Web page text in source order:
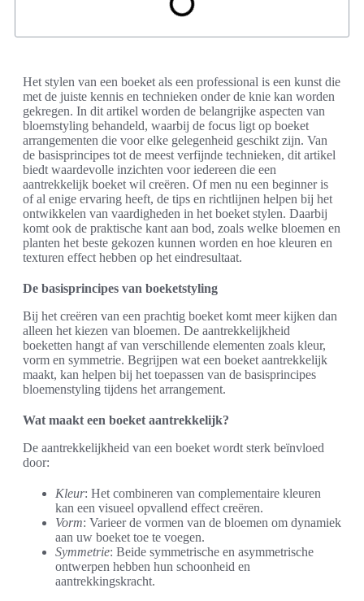
Het stylen van een boeket als een professional is een kunst die
met de juiste kennis en technieken onder de knie kan worden
gekregen. In dit artikel worden de belangrijke aspecten van
bloemstyling behandeld, waarbij de focus ligt op boeket
arrangementen die voor elke gelegenheid geschikt zijn. Van
de basisprincipes tot de meest verfijnde technieken, dit artikel
biedt waardevolle inzichten voor iedereen die een
aantrekkelijk boeket wil creëren. Of men nu een beginner is
of al enige ervaring heeft, de tips en richtlijnen helpen bij het
ontwikkelen van vaardigheden in het boeket stylen. Daarbij
komt ook de praktische kant aan bod, zoals welke bloemen en
planten het beste gekozen kunnen worden en hoe kleuren en
texturen effect hebben op het eindresultaat.
De basisprincipes van boeketstyling
Bij het creëren van een prachtig boeket komt meer kijken dan
alleen het kiezen van bloemen. De aantrekkelijkheid
boeketten hangt af van verschillende elementen zoals kleur,
vorm en symmetrie. Begrijpen wat een boeket aantrekkelijk
maakt, kan helpen bij het toepassen van de basisprincipes
bloemenstyling tijdens het arrangement.
Wat maakt een boeket aantrekkelijk?
De aantrekkelijkheid van een boeket wordt sterk beïnvloed
door:
Kleur: Het combineren van complementaire kleuren
kan een visueel opvallend effect creëren.
Vorm: Varieer de vormen van de bloemen om dynamiek
aan uw boeket toe te voegen.
Symmetrie: Beide symmetrische en asymmetrische
ontwerpen hebben hun schoonheid en
aantrekkingskracht.